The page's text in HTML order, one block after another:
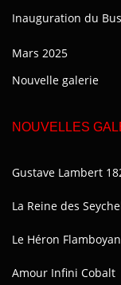
Inauguration du
Mars 2025
Nouvelle galerie
NOUVELLES
Gustave Lambert
La Reine des
Le Héron
Amour Infini Cobalt